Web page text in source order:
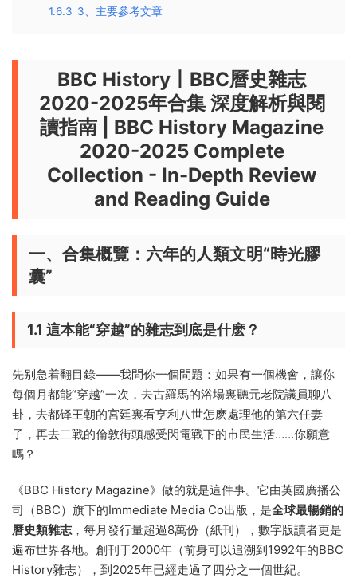
1.6.3 3、主要參考文章
BBC History丨BBC曆史雜志
2020-2025年合集 深度解析與閱
讀指南
BBC History Magazine
2020-2025 Complete
Collection - In-Depth Review
and Reading Guide
一、合集概覽：六年的人類文明“時光膠
囊”
1.1 這本能“穿越”的雜志到底是什麽？
先别急着翻目錄——我問你一個問題：如果有一個機會，讓你
每個月都能“穿越”一次，去古羅馬的浴場裏聽元老院議員聊八
卦，去都铎王朝的宮廷裏看亨利八世怎麽處理他的第六任妻
子，再去二戰的倫敦街頭感受閃電戰下的市民生活……你願意
嗎？
《BBC History Magazine》做的就是這件事。它由英國廣播公
司（BBC）旗下的Immediate Media Co出版，是全球最暢銷的
曆史類雜志，每月發行量超過8萬份（紙刊），數字版讀者更是
遍布世界各地。創刊于2000年（前身可以追溯到1992年的BBC
History雜志），到2025年已經走過了四分之一個世紀。